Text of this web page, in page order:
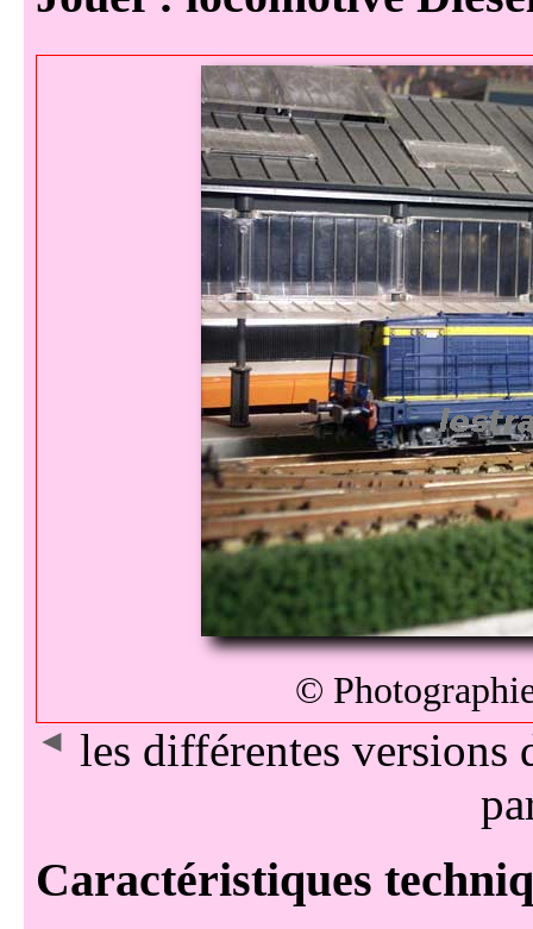
©
◄ les différentes